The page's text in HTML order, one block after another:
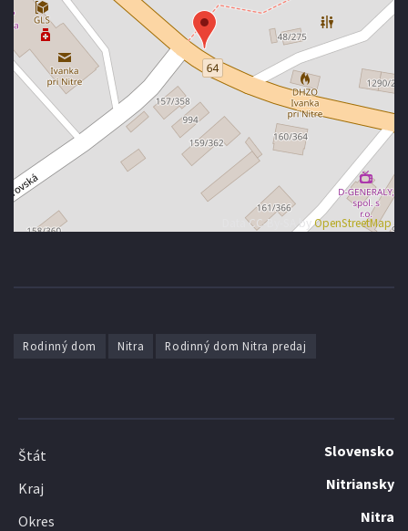
Data CC-By-SA byOpenStreetMap
Rodinný dom Nitra Rodinný dom Nitra predaj
Štát Slovensko
Kraj Nitriansky
Okres Nitra